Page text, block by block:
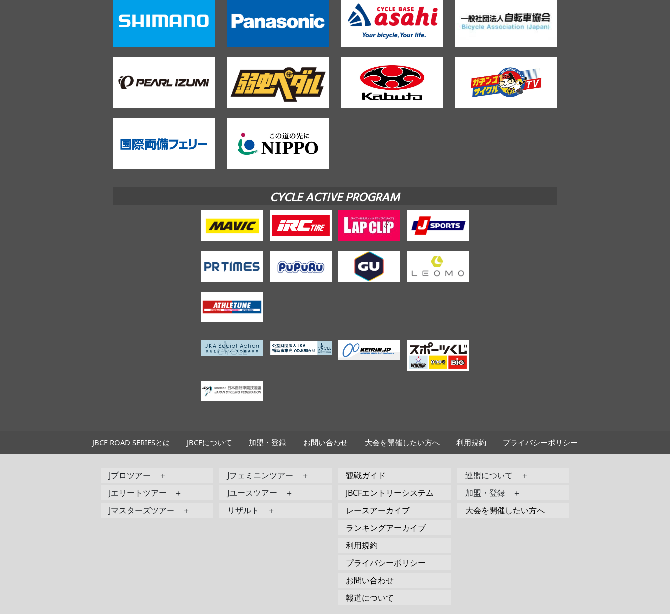
CYCLE ACTIVE PROGRAM
JBCF ROAD SERIESとは JBCFについて 加盟・登録 お問い合わせ 大会を開催したい方へ 利用規約 プライバシーポリシー
Jプロツアー ＋
Jエリートツアー ＋
Jマスターズツアー ＋
Jフェミニンツアー ＋
Jユースツアー ＋
リザルト ＋
観戦ガイド
JBCFエントリーシステム
レースアーカイブ
ランキングアーカイブ
利用規約
プライバシーポリシー
お問い合わせ
報道について
連盟について ＋
加盟・登録 ＋
大会を開催したい方へ